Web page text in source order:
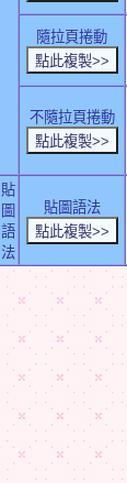
隨拉頁捲動
不隨拉頁捲動
貼
圖
語
法
貼圖語法